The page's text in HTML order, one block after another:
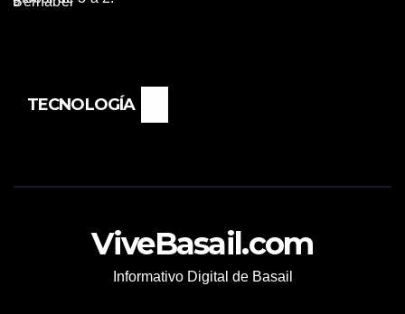
TECNOLOGÍA
ViveBasail.com
Informativo Digital de Basail